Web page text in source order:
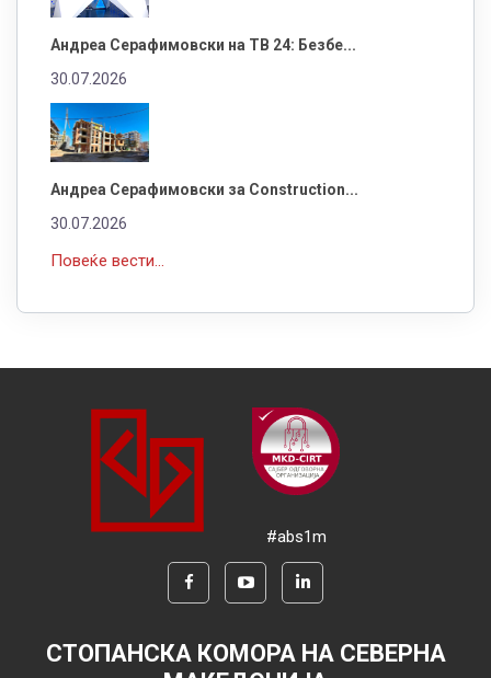
Андреа Серафимовски на ТВ 24: Безбе...
30.07.2026
Андреа Серафимовски за Construction...
30.07.2026
Повеќе вести...
#abs1m
СТОПАНСКА КОМОРА НА СЕВЕРНА